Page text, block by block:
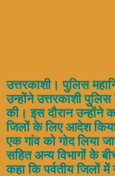
उत्तरकाशी। पुलिस
उन्होंने उत्तरकाशी
की। इस दौरान उन्होंने
जिलों के लिए आदेश
एक गांव को गोद लिया
सहित अन्य विभागों के
कहा कि पर्वतीय जिलों